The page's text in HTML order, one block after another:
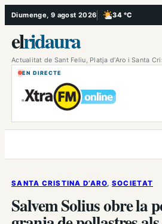
Vés
al
contingut
Diumenge, 9 agost 2026 34 °C
, Poc ennuvolat
elridaura
Actualitat de Sant Feliu, Platja d’Aro i Santa
EN DIRECTE
SANTA CRISTINA D’ARO, SOCIETAT
Salvem Solius obre la